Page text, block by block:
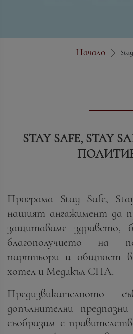
Начало
STAY SAFE, STAY
Програма Stay Safe,
нашият ангажимент да
защитаваме здравето,
благополучието на
партньори и общност
хотел и Медикъл СПА.
Предизвикателното
допълнителни
съобразим с